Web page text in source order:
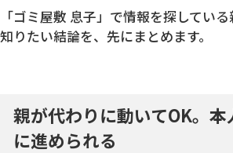
「ゴミ屋敷 息子」で情報を探してい
知りたい結論を、先にまとめます。
親が代わりに動いてOK。本
に進められる